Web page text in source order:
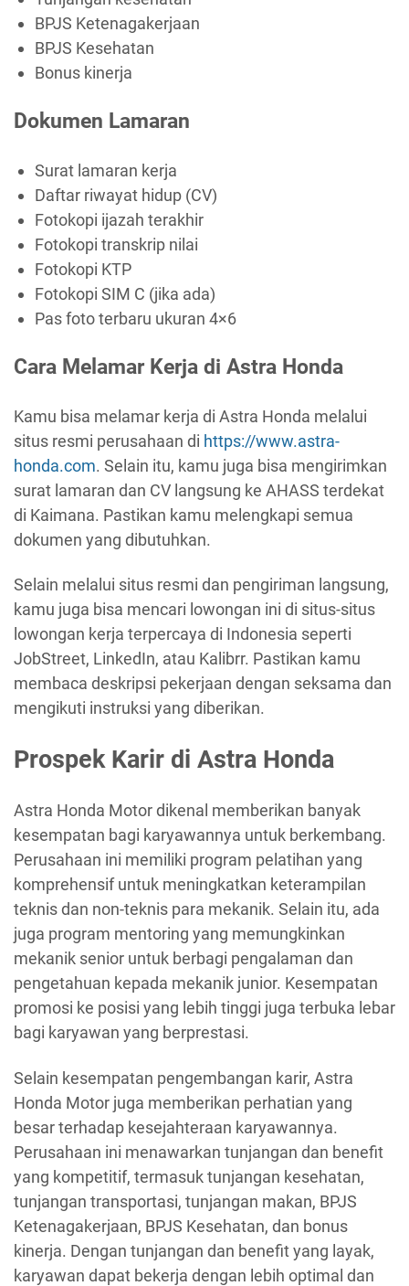
BPJS Ketenagakerjaan
BPJS Kesehatan
Bonus kinerja
Dokumen Lamaran
Surat lamaran kerja
Daftar riwayat hidup (CV)
Fotokopi ijazah terakhir
Fotokopi transkrip nilai
Fotokopi KTP
Fotokopi SIM C (jika ada)
Pas foto terbaru ukuran 4×6
Cara Melamar Kerja di Astra Honda
Kamu bisa melamar kerja di Astra Honda melalui
situs resmi perusahaan di https://www.astra-
honda.com. Selain itu, kamu juga bisa mengirimkan
surat lamaran dan CV langsung ke AHASS terdekat
di Kaimana. Pastikan kamu melengkapi semua
dokumen yang dibutuhkan.
Selain melalui situs resmi dan pengiriman langsung,
kamu juga bisa mencari lowongan ini di situs-situs
lowongan kerja terpercaya di Indonesia seperti
JobStreet, LinkedIn, atau Kalibrr. Pastikan kamu
membaca deskripsi pekerjaan dengan seksama dan
mengikuti instruksi yang diberikan.
Prospek Karir di Astra Honda
Astra Honda Motor dikenal memberikan banyak
kesempatan bagi karyawannya untuk berkembang.
Perusahaan ini memiliki program pelatihan yang
komprehensif untuk meningkatkan keterampilan
teknis dan non-teknis para mekanik. Selain itu, ada
juga program mentoring yang memungkinkan
mekanik senior untuk berbagi pengalaman dan
pengetahuan kepada mekanik junior. Kesempatan
promosi ke posisi yang lebih tinggi juga terbuka lebar
bagi karyawan yang berprestasi.
Selain kesempatan pengembangan karir, Astra
Honda Motor juga memberikan perhatian yang
besar terhadap kesejahteraan karyawannya.
Perusahaan ini menawarkan tunjangan dan benefit
yang kompetitif, termasuk tunjangan kesehatan,
tunjangan transportasi, tunjangan makan, BPJS
Ketenagakerjaan, BPJS Kesehatan, dan bonus
kinerja. Dengan tunjangan dan benefit yang layak,
karyawan dapat bekerja dengan lebih optimal dan